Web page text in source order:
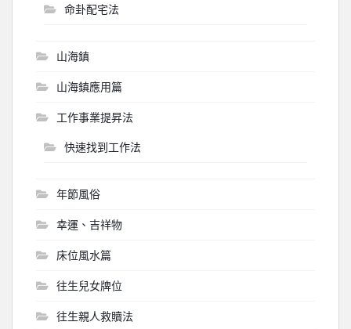
命卦配宅法
山海鎮
山海鎮應用篇
工作事業提昇法
快速找到工作法
年節風俗
幸運、吉祥物
床位風水篇
往生兒女牌位
往生親人救贖法